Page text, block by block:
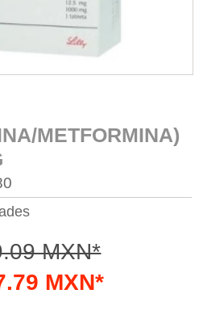
METFORMINA)
MXN*
MXN*